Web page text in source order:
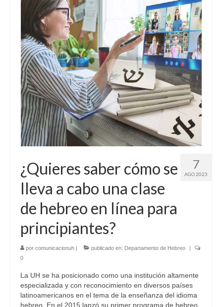
7
AGO 2023
¿Quieres saber cómo se
lleva a cabo una clase
de hebreo en línea para
principiantes?
por comunicacionuh | publicado en: Departamento de Hebreo
|
0
La UH se ha posicionado como una institución altamente
especializada y con reconocimiento en diversos países
latinoamericanos en el tema de la enseñanza del idioma
hebreo. En el 2015 lanzó su primer programa de hebreo